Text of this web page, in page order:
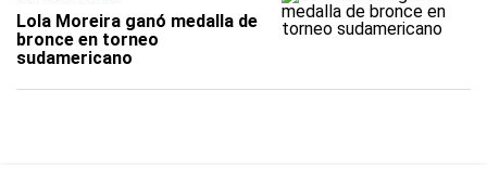
Lola Moreira ganó medalla de
bronce en torneo
sudamericano